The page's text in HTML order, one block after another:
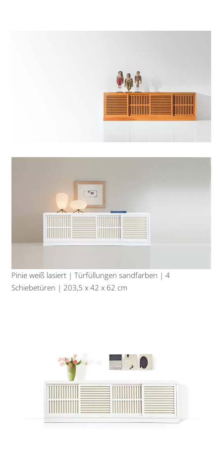
Pinie weiß lasiert | Türfüllungen sandfarben | 4
Schiebetüren | 203,5 x 42 x 62 cm